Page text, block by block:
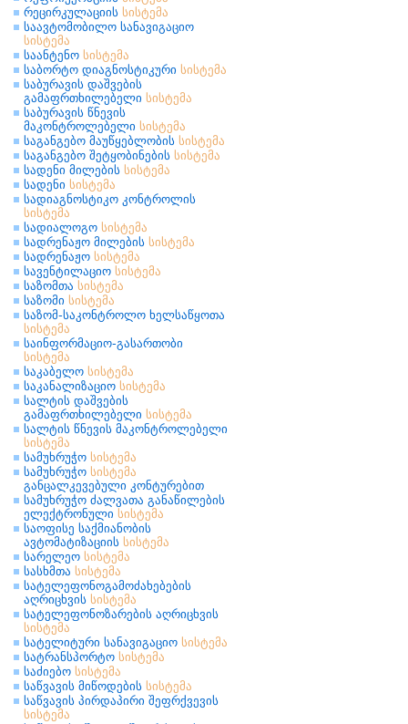
რეცირკულაციის სისტემა
საავტომობილო სანავიგაციო
სისტემა
საანტენო სისტემა
საბორტო დიაგნოსტიკური სისტემა
საბურავის დაშვების
გამაფრთხილებელი სისტემა
საბურავის წნევის
მაკონტროლებელი სისტემა
საგანგებო მაუწყებლობის სისტემა
საგანგებო შეტყობინების სისტემა
სადენი მილების სისტემა
სადენი სისტემა
სადიაგნოსტიკო კონტროლის
სისტემა
სადიალოგო სისტემა
სადრენაჟო მილების სისტემა
სადრენაჟო სისტემა
სავენტილაციო სისტემა
საზომთა სისტემა
საზომი სისტემა
საზომ-საკონტროლო ხელსაწყოთა
სისტემა
საინფორმაციო-გასართობი
სისტემა
საკაბელო სისტემა
საკანალიზაციო სისტემა
სალტის დაშვების
გამაფრთხილებელი სისტემა
სალტის წნევის მაკონტროლებელი
სისტემა
სამუხრუჭო სისტემა
სამუხრუჭო სისტემა
განცალკევებული კონტურებით
სამუხრუჭო ძალვათა განაწილების
ელექტრონული სისტემა
საოფისე საქმიანობის
ავტომატიზაციის სისტემა
სარელეო სისტემა
სასხმთა სისტემა
სატელეფონოგამოძახებების
აღრიცხვის სისტემა
სატელეფონოზარების აღრიცხვის
სისტემა
სატელიტური სანავიგაციო სისტემა
სატრანსპორტო სისტემა
საძიებო სისტემა
საწვავის მიწოდების სისტემა
საწვავის პირდაპირი შეფრქვევის
სისტემა